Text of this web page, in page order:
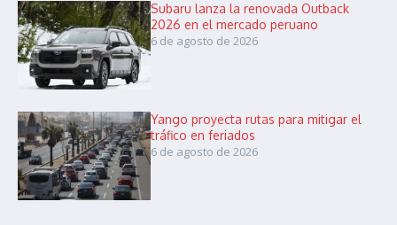
Subaru lanza la renovada Outback
2026 en el mercado peruano
6 de agosto de 2026
Yango proyecta rutas para mitigar el
tráfico en feriados
6 de agosto de 2026